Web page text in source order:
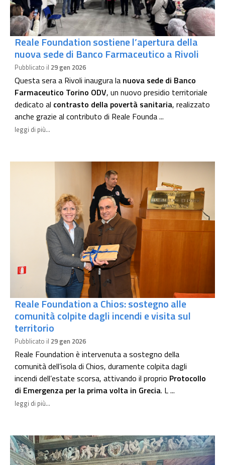
Reale Foundation sostiene l’apertura della
nuova sede di Banco Farmaceutico a Rivoli
Pubblicato il 29 gen 2026
Questa sera a Rivoli inaugura la nuova sede di Banco
Farmaceutico Torino ODV, un nuovo presidio territoriale
dedicato al contrasto della povertà sanitaria, realizzato
anche grazie al contributo di Reale Founda ...
leggi di più...
Reale Foundation a Chios: sostegno alle
comunità colpite dagli incendi e visita sul
territorio
Pubblicato il 29 gen 2026
Reale Foundation è intervenuta a sostegno della
comunità dell’isola di Chios, duramente colpita dagli
incendi dell’estate scorsa, attivando il proprio Protocollo
di Emergenza per la prima volta in Grecia. L ...
leggi di più...